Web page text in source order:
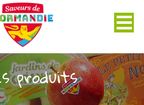
produits
cookies